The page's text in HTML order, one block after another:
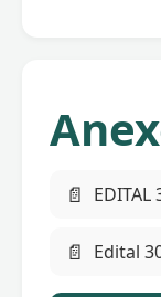
📄 EDITAL
📄 Edital